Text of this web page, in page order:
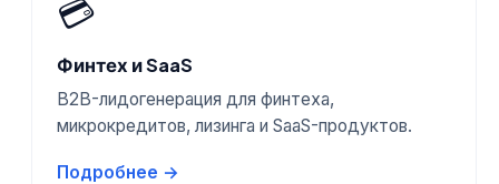
💳
Финтех и SaaS
B2B-лидогенерация для финтеха,
микрокредитов, лизинга и SaaS-продуктов.
Подробнее →